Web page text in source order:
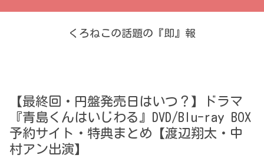
くろねこの話題の『即』報
【最終回・円盤発売日はいつ？】ドラマ
『青島くんはいじわる』DVD/Blu-ray BOX
予約サイト・特典まとめ【渡辺翔太・中
村アン出演】